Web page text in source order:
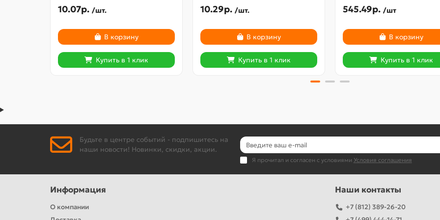
10.07р. /шт.
В корзину
Купить в 1 клик
10.29р. /шт.
В корзину
Купить в 1 клик
545.49р. /шт
В корзину
Купить в 1 клик
Будьте в центре событий - подпишитесь на
наши новости! Новинки, скидки, акции.
Я прочитал и согласен с условиями Условия соглашения
Информация
О компании
Наши контакты
+7 (812) 389-26-20